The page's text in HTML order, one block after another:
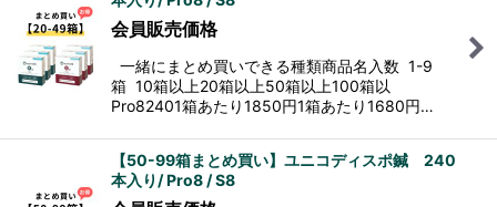
会員販売価格
一緒にまとめ買いできる種類商品名入数 1-9
箱 10箱以上20箱以上50箱以上100箱以
Pro82401箱あたり1850円1箱あたり1680円…
【50-99箱まとめ買い】ユニコディスポ鍼 240
本入り/ Pro8 / S8